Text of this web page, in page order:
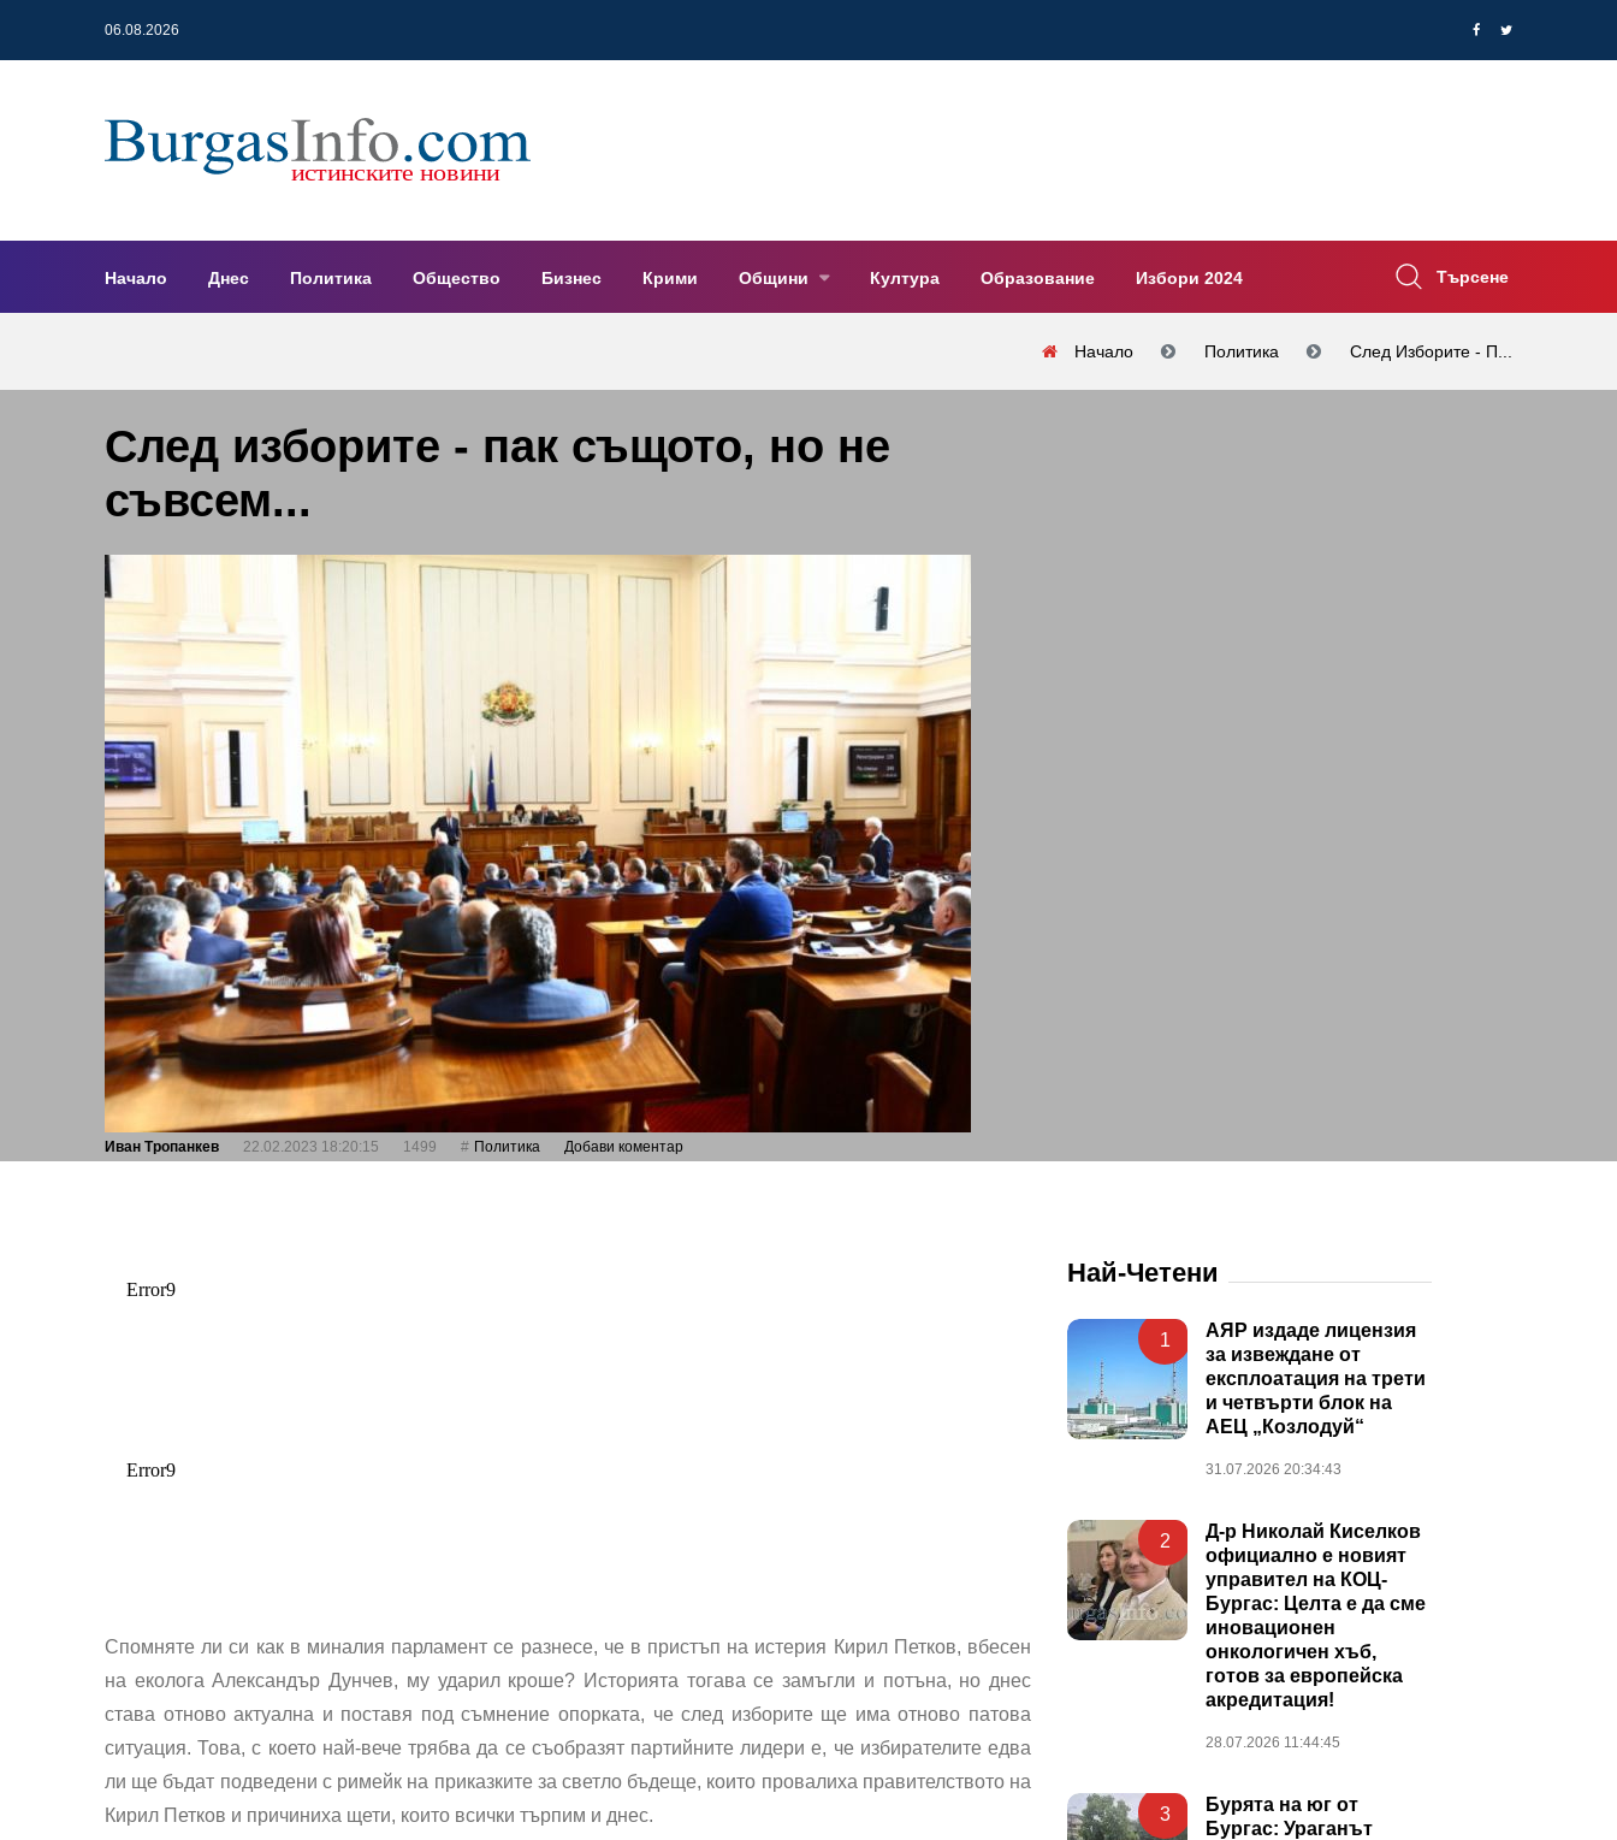
06.08.2026
Начало Днес Политика Общество Бизнес Крими Общини Култура Образование Избори 2024 Търсене
Начало Политика След Изборите - П...
След изборите - пак същото, но не
съвсем...
Иван Тропанкев 22.02.2023 18:20:15 1499 Политика Добави коментар
Спомняте ли си как в миналия парламент се разнесе, че в пристъп на истерия Кирил Петков, вбесен
на еколога Александър Дунчев, му ударил кроше? Историята тогава се замъгли и потъна, но днес
става отново актуална и поставя под съмнение опорката, че след изборите ще има отново патова
ситуация. Това, с което най-вече трябва да се съобразят партийните лидери е, че избирателите едва
ли ще бъдат подведени с римейк на приказките за светло бъдеще, които провалиха правителството на
Кирил Петков и причиниха щети, които всички търпим и днес.
Най-Четени
1
АЯР издаде лицензия
за извеждане от
експлоатация на трети
и четвърти блок на
АЕЦ „Козлодуй“
31.07.2026 20:34:43
2
Д-р Николай Киселков
официално е новият
управител на КОЦ-
Бургас: Целта е да сме
иновационен
онкологичен хъб,
готов за европейска
акредитация!
28.07.2026 11:44:45
3
Бурята на юг от
Бургас: Ураганът